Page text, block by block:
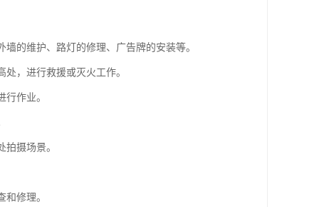
的维护、路灯的修理、广告牌的安装等。
，进行救援或灭火工作。
作业。
摄场景。
修理。